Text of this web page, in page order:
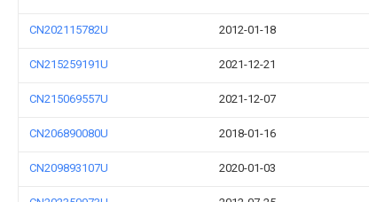
CN202115782U 2012-01-18
CN215259191U 2021-12-21
CN215069557U 2021-12-07
CN206890080U 2018-01-16
CN209893107U 2020-01-03